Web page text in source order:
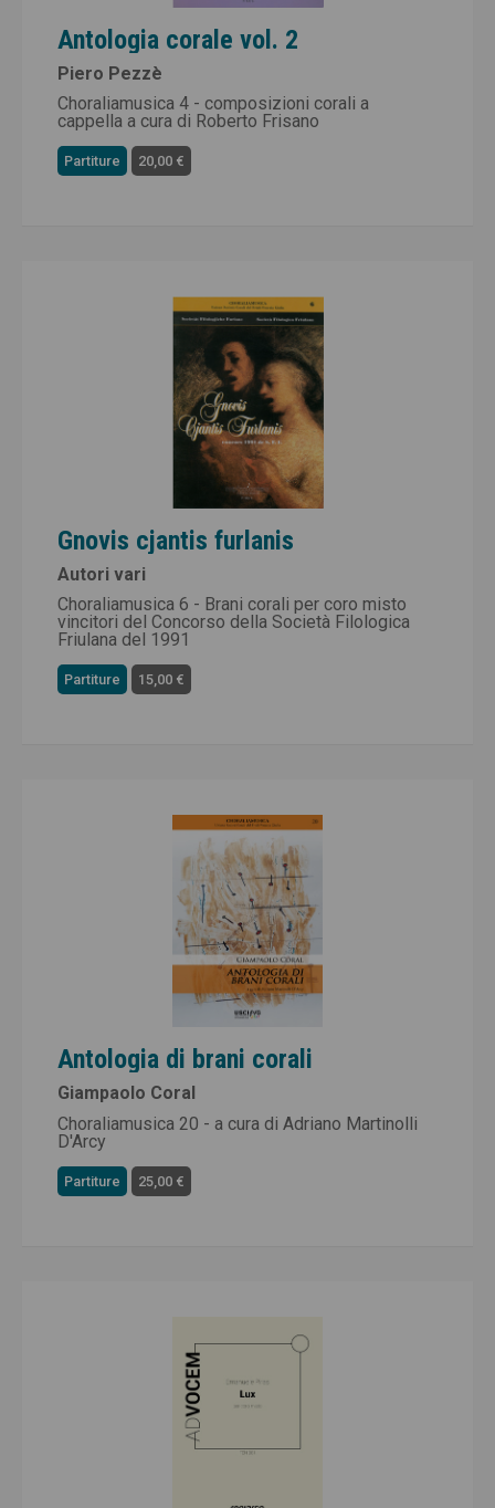
Antologia corale vol. 2
Piero Pezzè
Choraliamusica 4 - composizioni corali a
cappella a cura di Roberto Frisano
Partiture 20,00 €
Gnovis cjantis furlanis
Autori vari
Choraliamusica 6 - Brani corali per coro misto
vincitori del Concorso della Società Filologica
Friulana del 1991
Partiture 15,00 €
Antologia di brani corali
Giampaolo Coral
Choraliamusica 20 - a cura di Adriano Martinolli
D'Arcy
Partiture 25,00 €